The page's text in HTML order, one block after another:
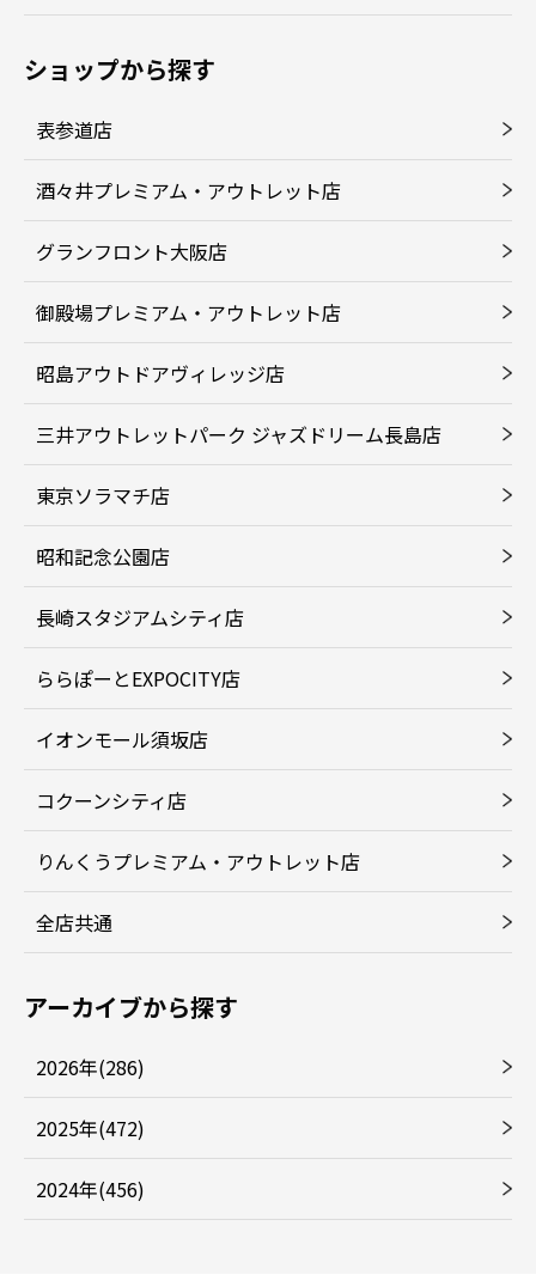
ショップから探す
表参道店
酒々井プレミアム・アウトレット店
グランフロント大阪店
御殿場プレミアム・アウトレット店
昭島アウトドアヴィレッジ店
三井アウトレットパーク ジャズドリーム長島店
東京ソラマチ店
昭和記念公園店
長崎スタジアムシティ店
ららぽーとEXPOCITY店
イオンモール須坂店
コクーンシティ店
りんくうプレミアム・アウトレット店
全店共通
アーカイブから探す
2026年(286)
2025年(472)
2024年(456)